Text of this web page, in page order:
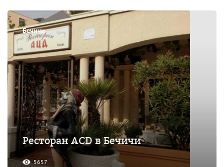
Бечичи
Ресторан ACD в Бечичи
5657